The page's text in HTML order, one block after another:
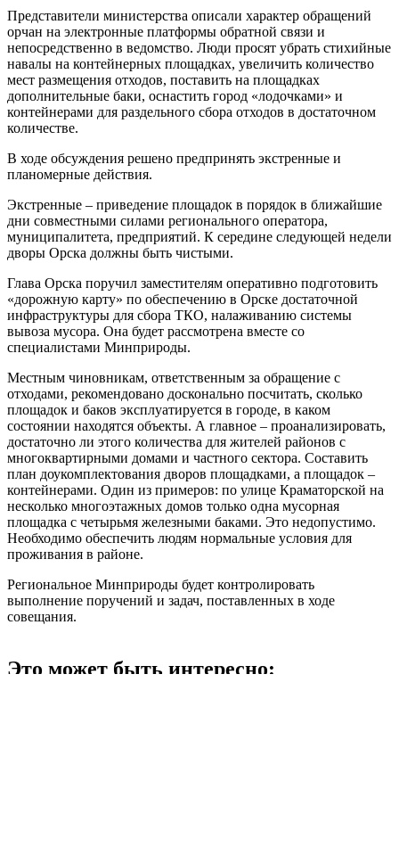
Представители министерства описали характер обращений
орчан на электронные платформы обратной связи и
непосредственно в ведомство. Люди просят убрать стихийные
навалы на контейнерных площадках, увеличить количество
мест размещения отходов, поставить на площадках
дополнительные баки, оснастить город «лодочками» и
контейнерами для раздельного сбора отходов в достаточном
количестве.
В ходе обсуждения решено предпринять экстренные и
планомерные действия.
Экстренные – приведение площадок в порядок в ближайшие
дни совместными силами регионального оператора,
муниципалитета, предприятий. К середине следующей недели
дворы Орска должны быть чистыми.
Глава Орска поручил заместителям оперативно подготовить
«дорожную карту» по обеспечению в Орске достаточной
инфраструктуры для сбора ТКО, налаживанию системы
вывоза мусора. Она будет рассмотрена вместе со
специалистами Минприроды.
Местным чиновникам, ответственным за обращение с
отходами, рекомендовано досконально посчитать, сколько
площадок и баков эксплуатируется в городе, в каком
состоянии находятся объекты. А главное – проанализировать,
достаточно ли этого количества для жителей районов с
многоквартирными домами и частного сектора. Составить
план доукомплектования дворов площадками, а площадок –
контейнерами. Один из примеров: по улице Краматорской на
несколько многоэтажных домов только одна мусорная
площадка с четырьмя железными баками. Это недопустимо.
Необходимо обеспечить людям нормальные условия для
проживания в районе.
Региональное Минприроды будет контролировать
выполнение поручений и задач, поставленных в ходе
совещания.
Это может быть интересно: